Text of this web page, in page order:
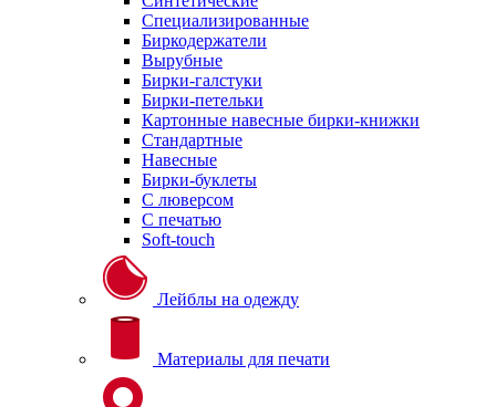
Специализированные
Биркодержатели
Вырубные
Бирки-галстуки
Бирки-петельки
Картонные навесные бирки-книжки
Стандартные
Навесные
Бирки-буклеты
С люверсом
С печатью
Soft-touch
Лейблы на одежду
Материалы для печати